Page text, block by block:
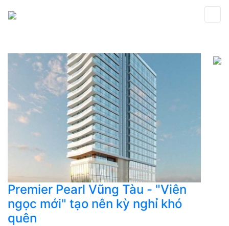
Premier Pearl Vũng Tàu - "Viên
ngọc mới" tạo nên kỳ nghỉ khó
quên